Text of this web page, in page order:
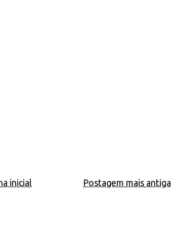
Postagem mais antiga
inicial